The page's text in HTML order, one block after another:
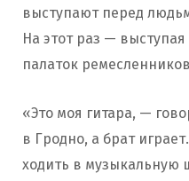
выступают перед
На этот раз — выступая
палаток
«Это моя гитара, —
в Гродно, а брат
ходить в музыкальную